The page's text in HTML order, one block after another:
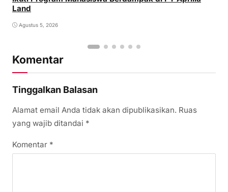
Land
Agustus 5, 2026
Komentar
Tinggalkan Balasan
Alamat email Anda tidak akan dipublikasikan. Ruas
yang wajib ditandai *
Komentar *